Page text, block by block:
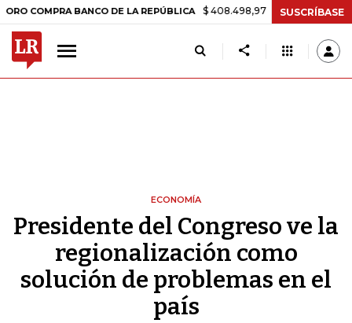
BANCO DE LA REPÚBLICA $ 408.498,97 +$ 8.753,81 +2,19%
SUSCRÍBASE
ECONOMÍA
Presidente del Congreso ve la
regionalización como
solución de problemas en el
país